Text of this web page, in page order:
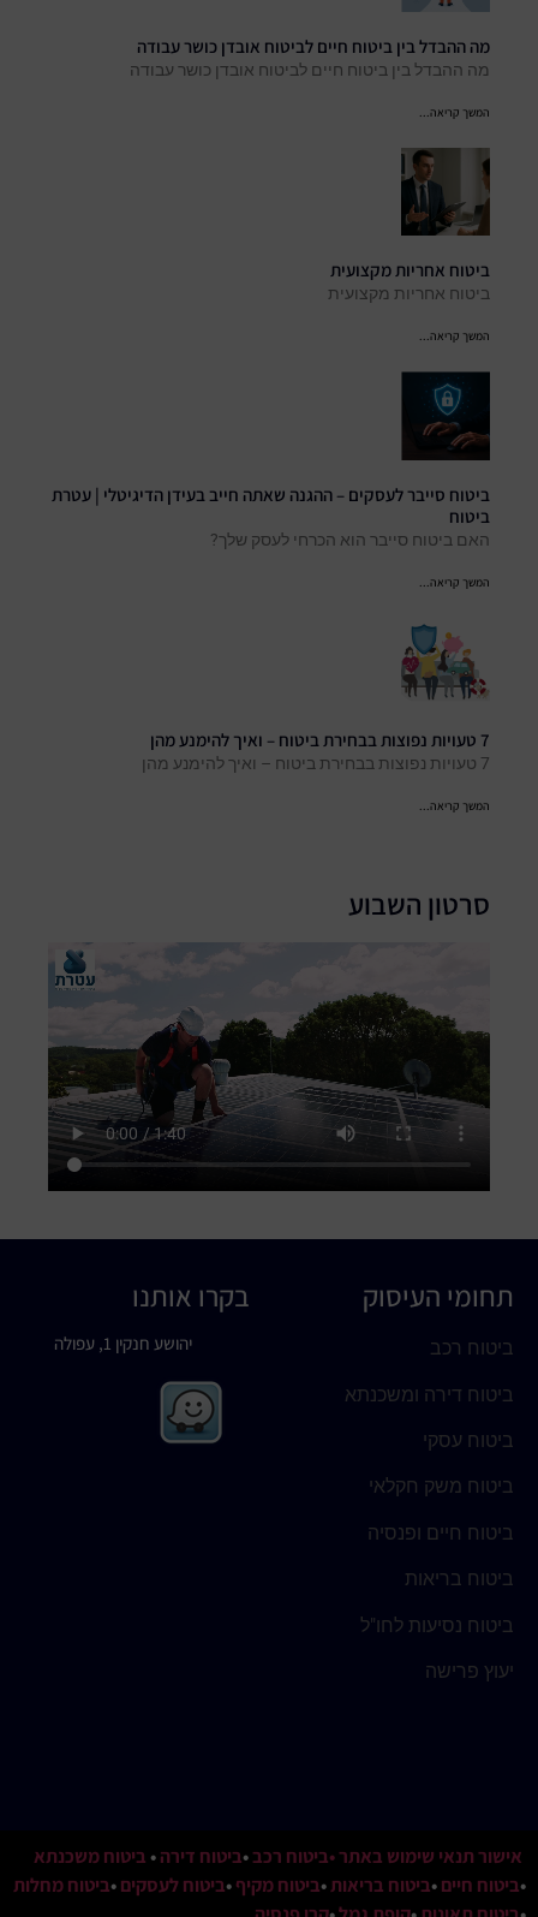
מה ההבדל בין ביטוח חיים לביטוח אובדן כושר עבודה
מה ההבדל בין ביטוח חיים לביטוח אובדן כושר עבודה
המשך קריאה...
ביטוח אחריות מקצועית
ביטוח אחריות מקצועית
המשך קריאה...
ביטוח סייבר לעסקים – ההגנה שאתה חייב בעידן הדיגיטלי | עטרת
ביטוח
האם ביטוח סייבר הוא הכרחי לעסק שלך?
המשך קריאה...
7 טעויות נפוצות בבחירת ביטוח – ואיך להימנע מהן
7 טעויות נפוצות בבחירת ביטוח – ואיך להימנע מהן
המשך קריאה...
סרטון השבוע
תחומי העיסוק
ביטוח רכב
ביטוח דירה ומשכנתא
ביטוח עסקי
ביטוח משק חקלאי
ביטוח חיים ופנסיה
ביטוח בריאות
ביטוח נסיעות לחו"ל
יעוץ פרישה
בקרו אותנו
יהושע חנקין 1, עפולה
אישור תנאי שימוש באתר•ביטוח רכב•ביטוח דירה•ביטוח משכנתא
•ביטוח חיים•ביטוח בריאות•ביטוח מקיף•ביטוח לעסקים•ביטוח מחלות